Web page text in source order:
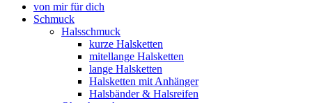
von mir für dich
Schmuck
Halsschmuck
kurze Halsketten
mitellange Halsketten
lange Halsketten
Halsketten mit Anhänger
Halsbänder & Halsreifen